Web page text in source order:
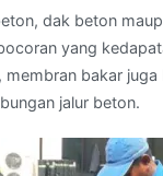
dak beton
yang
bakar
jalur beton.